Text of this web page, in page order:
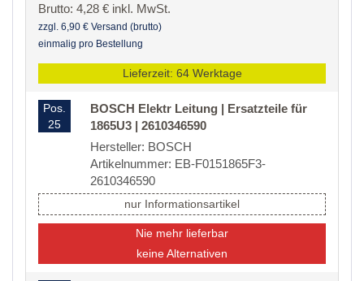
Brutto: 4,28 € inkl. MwSt.
zzgl. 6,90 € Versand (brutto)
einmalig pro Bestellung
Lieferzeit: 64 Werktage
Pos.
25
BOSCH Elektr Leitung | Ersatzteile für
1865U3 | 2610346590
Hersteller: BOSCH
Artikelnummer: EB-F0151865F3-
2610346590
nur Informationsartikel
Nie mehr lieferbar
keine Alternativen